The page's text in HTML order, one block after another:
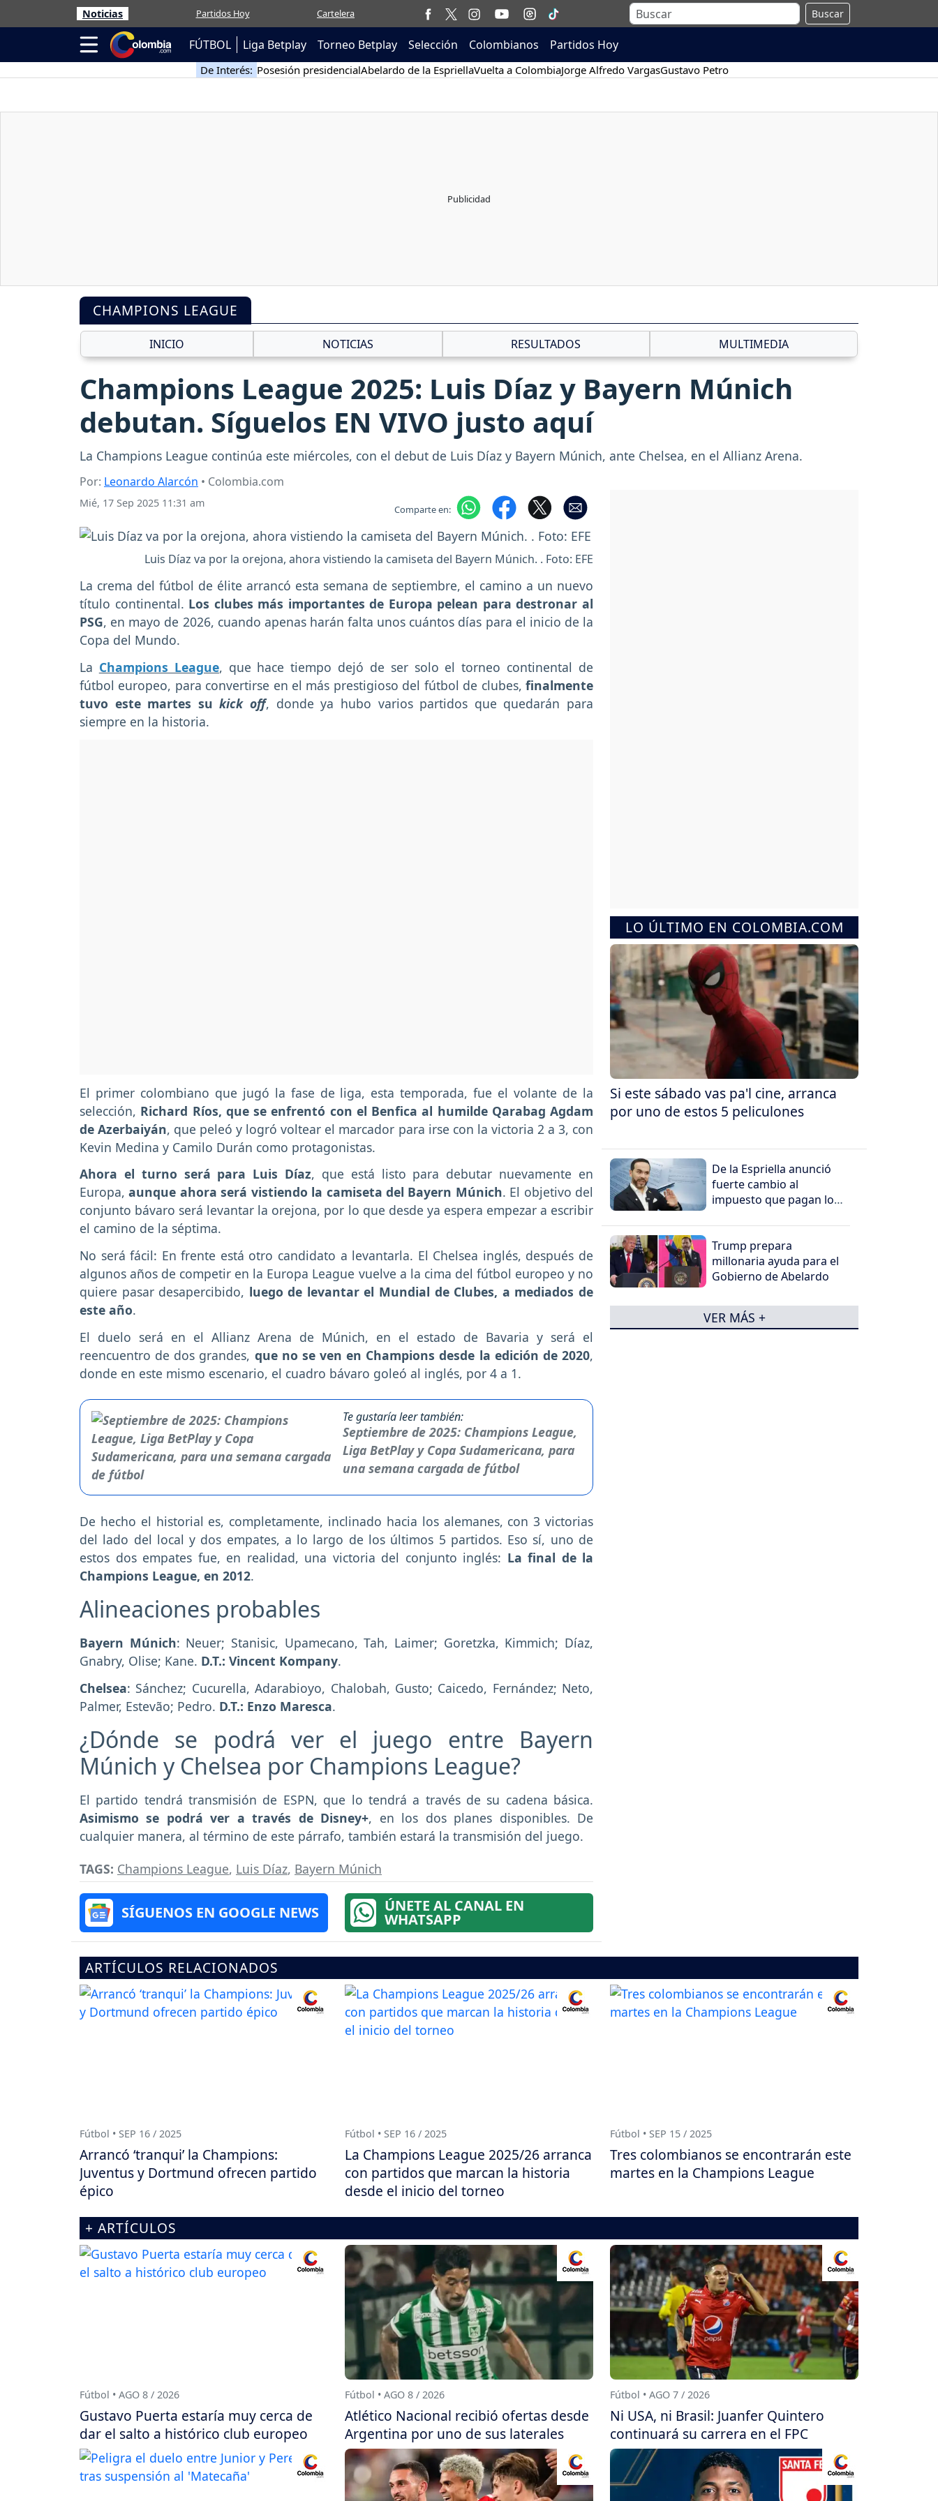
Noticias Partidos Hoy Cartelera Buscar
FÚTBOL Liga Betplay Torneo Betplay Selección Colombianos Partidos Hoy
De Interés: Posesión presidencialAbelardo de la EspriellaVuelta a ColombiaJorge Alfredo VargasGustavo Petro
CHAMPIONS LEAGUE
INICIO NOTICIAS RESULTADOS MULTIMEDIA
Champions League 2025: Luis Díaz y Bayern Múnich
debutan. Síguelos EN VIVO justo aquí
La Champions League continúa este miércoles, con el debut de Luis Díaz y Bayern Múnich, ante Chelsea, en el Allianz Arena.
Por: Leonardo Alarcón • Colombia.com
Mié, 17 Sep 2025 11:31 am Comparte en:
Luis Díaz va por la orejona, ahora vistiendo la camiseta del Bayern Múnich. . Foto: EFE
La crema del fútbol de élite arrancó esta semana de septiembre, el camino a un nuevo
título continental. Los clubes más importantes de Europa pelean para destronar al
PSG, en mayo de 2026, cuando apenas harán falta unos cuántos días para el inicio de la
Copa del Mundo.
La Champions League, que hace tiempo dejó de ser solo el torneo continental de
fútbol europeo, para convertirse en el más prestigioso del fútbol de clubes, finalmente
tuvo este martes sukick off, donde ya hubo varios partidos que quedarán para
siempre en la historia.
El primer colombiano que jugó la fase de liga, esta temporada, fue el volante de la
selección, Richard Ríos, que se enfrentó con el Benfica al humilde Qarabag Agdam
de Azerbaiyán, que peleó y logró voltear el marcador para irse con la victoria 2 a 3, con
Kevin Medina y Camilo Durán como protagonistas.
Ahora el turno será para Luis Díaz, que está listo para debutar nuevamente en
Europa,aunque ahora será vistiendo la camiseta del Bayern Múnich. El objetivo del
conjunto bávaro será levantar la orejona, por lo que desde ya espera empezar a escribir
el camino de la séptima.
No será fácil: En frente está otro candidato a levantarla. El Chelsea inglés, después de
algunos años de competir en la Europa League vuelve a la cima del fútbol europeo y no
quiere pasar desapercibido, luego de levantar el Mundial de Clubes, a mediados de
este año.
El duelo será en el Allianz Arena de Múnich, en el estado de Bavaria y será el
reencuentro de dos grandes, que no se ven en Champions desde la edición de 2020,
donde en este mismo escenario, el cuadro bávaro goleó al inglés, por 4 a 1.
Te gustaría leer también:
Septiembre de 2025: Champions League,
Liga BetPlay y Copa Sudamericana, para
una semana cargada de fútbol
De hecho el historial es, completamente, inclinado hacia los alemanes, con 3 victorias
del lado del local y dos empates, a lo largo de los últimos 5 partidos. Eso sí, uno de
estos dos empates fue, en realidad, una victoria del conjunto inglés: La final de la
Champions League, en 2012.
Alineaciones probables
Bayern Múnich: Neuer; Stanisic, Upamecano, Tah, Laimer; Goretzka, Kimmich; Díaz,
Gnabry, Olise; Kane. D.T.: Vincent Kompany.
Chelsea: Sánchez; Cucurella, Adarabioyo, Chalobah, Gusto; Caicedo, Fernández; Neto,
Palmer, Estevão; Pedro. D.T.: Enzo Maresca.
¿Dónde se podrá ver el juego entre Bayern
Múnich y Chelsea por Champions League?
El partido tendrá transmisión de ESPN, que lo tendrá a través de su cadena básica.
Asimismo se podrá ver a través de Disney+, en los dos planes disponibles. De
cualquier manera, al término de este párrafo, también estará la transmisión del juego.
TAGS: Champions League, Luis Díaz, Bayern Múnich
SÍGUENOS EN GOOGLE NEWS ÚNETE AL CANAL EN
WHATSAPP
LO ÚLTIMO EN COLOMBIA.COM
Si este sábado vas pa'l cine, arranca
por uno de estos 5 peliculones
De la Espriella anunció
fuerte cambio al
impuesto que pagan los
Trump prepara
millonaria ayuda para el
Gobierno de Abelardo
VER MÁS +
ARTÍCULOS RELACIONADOS
Fútbol • SEP 16 / 2025
Arrancó ‘tranqui’ la Champions:
Juventus y Dortmund ofrecen partido
épico
Fútbol • SEP 16 / 2025
La Champions League 2025/26 arranca
con partidos que marcan la historia
desde el inicio del torneo
Fútbol • SEP 15 / 2025
Tres colombianos se encontrarán este
martes en la Champions League
+ ARTÍCULOS
Fútbol • AGO 8 / 2026
Gustavo Puerta estaría muy cerca de
dar el salto a histórico club europeo
Fútbol • AGO 8 / 2026
Atlético Nacional recibió ofertas desde
Argentina por uno de sus laterales
Fútbol • AGO 7 / 2026
Ni USA, ni Brasil: Juanfer Quintero
continuará su carrera en el FPC